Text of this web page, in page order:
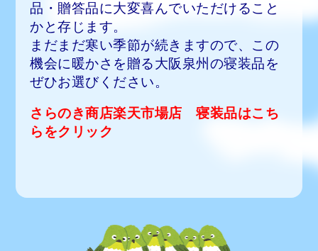
品・贈答品に大変喜んでいただけること
かと存じます。
まだまだ寒い季節が続きますので、この
機会に暖かさを贈る大阪泉州の寝装品を
ぜひお選びください。
さらのき商店楽天市場店 寝装品はこち
らをクリック